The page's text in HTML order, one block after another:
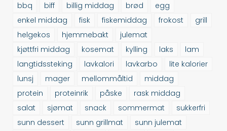
bbq biff billig middag brød
egg
enkel middag
fisk fiskemiddag frokost
grill
helgekos
hjemmebakt
julemat
kjøttfri middag
kosemat kylling laks
lam
langtidssteking
lavkalori lavkarbo
lite kalorier
lunsj
mager mellommåltid
middag
protein
proteinrik påske
rask middag
salat
sjømat snack sommermat
sukkerfri
sunn dessert
sunn grillmat
sunn julemat